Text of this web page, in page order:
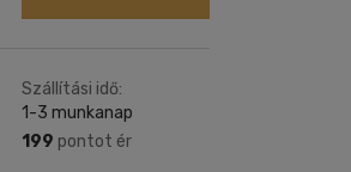
Szállítási idő:
1-3 munkanap
199 pontot ér